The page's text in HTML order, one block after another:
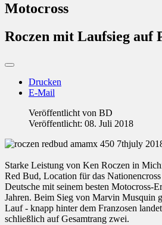
Motocross
Roczen mit Laufsieg auf
Drucken
E-Mail
Veröffentlicht von BD
Veröffentlicht: 08. Juli 2018
Starke Leistung von Ken Roczen in
Red Bud, Location für das
Deutsche mit seinem besten Motocross-
Jahren. Beim Sieg von Marvin Musquin
Lauf - knapp hinter dem Franzosen
schließlich auf Gesamtrang zwei.